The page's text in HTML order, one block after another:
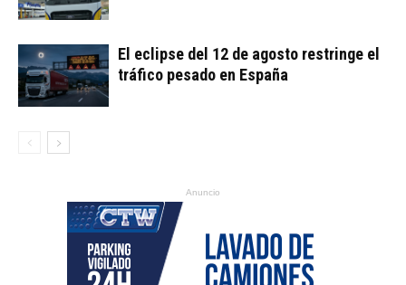
El eclipse del 12 de agosto restringe el
tráfico pesado en España
Anuncio